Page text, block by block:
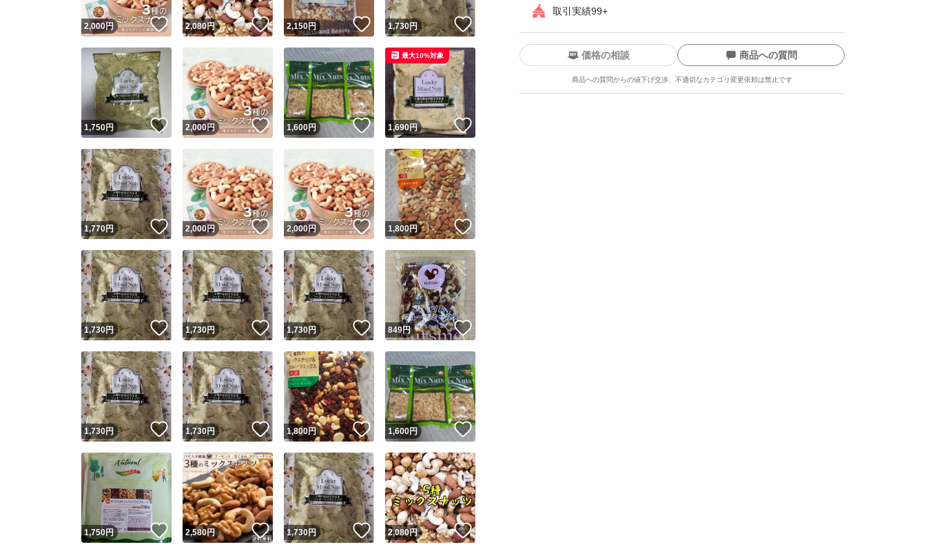
取引実績99+
ユーザーの実績について
Yahoo!フリマが定めた一定の基準を満たしたユーザーにバッジを付与しています
安心取引出品者
安心取引出品者 Yahoo!フリマの基準をクリアした安心・安全なユーザーです
取引実績
取引実績◯+ このユーザーはYahoo!フリマの取引を完了させた実績があります
他フリマ実績◯+ このユーザーは他フリマサービスでの取引実績があります
スピード&安心発送
※このバッジは実績に基づく表示であり、発送を保証しているものではありません
スピード＆安心発送
このユーザーは高頻度で24時間以内＆設定した発送日数内に発送してい
ます
価格の相談 商品への質問
商品への質問からの値下げ交渉、不適切なカテゴリ変更依頼は禁止です
この商品の情報をコピーします
商品画像の無断転載は禁止されています
コピーは1商品につき1回 です
出品ページへ
キャンセル
2,000円 いいね！
2,080円 いいね！
2,150円 いいね！
1,730円
1,750円 いいね！
2,000円 いいね！
1,600円 いいね！
1,690円 いいね！
最大10%対象
1,770円 いいね！
2,000円 いいね！
2,000円 いいね！
1,800円 いいね！
1,730円 いいね！
1,730円 いいね！
1,730円 いいね！
849円 いいね！
1,730円 いいね！
1,730円 いいね！
1,800円 いいね！
1,600円 いいね！
1,750円 いいね！
2,580円 いいね！
1,730円 いいね！
2,080円 いいね！